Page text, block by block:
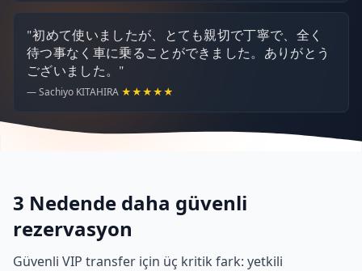
"初めて使いましたが、とても親切で丁寧で、全く
待つ事なく車に乗ることができました。ありがとう
ございました。"
— Sachiyo KITAHIRA ★★★★★
3 Nedende daha güvenli
rezervasyon
Güvenli VIP transfer için üç kritik fark: yetkili